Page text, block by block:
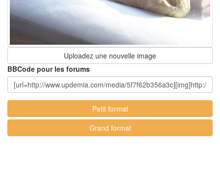
Uploadez une nouvelle image
BBCode pour les forums
Petit format
Grand format